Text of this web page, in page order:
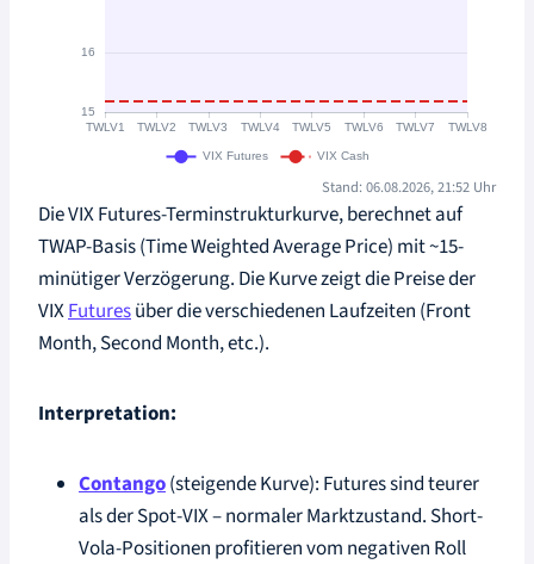
Stand: 06.08.2026, 21:52 Uhr
Die VIX Futures-Terminstrukturkurve, berechnet auf
TWAP-Basis (Time Weighted Average Price) mit ~15-
minütiger Verzögerung. Die Kurve zeigt die Preise der
VIXFuturesüber die verschiedenen Laufzeiten (Front
Month, Second Month, etc.).
Interpretation:
Contango(steigende Kurve): Futures sind teurer
als der Spot-VIX – normaler Marktzustand. Short-
Vola-Positionen profitieren vom negativen Roll